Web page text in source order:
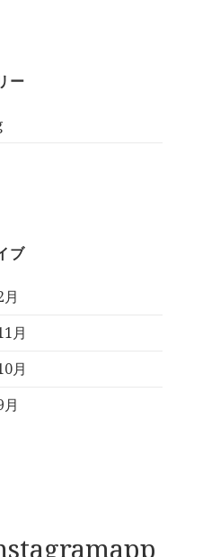
ー
ブ
月
月